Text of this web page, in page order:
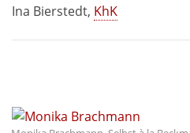
Ina Bierstedt, KhK